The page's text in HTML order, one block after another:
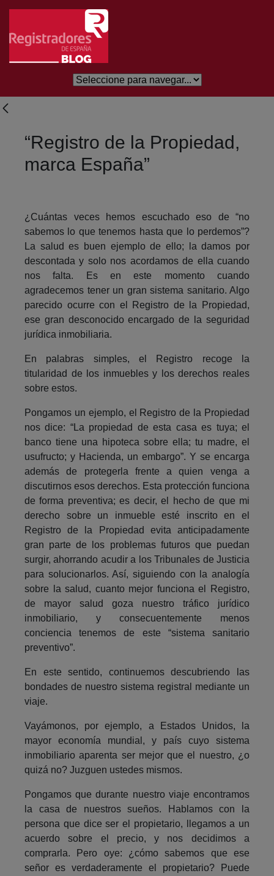
Eduki nagusira joan
“Registro de la Propiedad,
marca España”
¿Cuántas veces hemos escuchado eso de “no
sabemos lo que tenemos hasta que lo perdemos”?
La salud es buen ejemplo de ello; la damos por
descontada y solo nos acordamos de ella cuando
nos falta. Es en este momento cuando
agradecemos tener un gran sistema sanitario. Algo
parecido ocurre con el Registro de la Propiedad,
ese gran desconocido encargado de la seguridad
jurídica inmobiliaria.
En palabras simples, el Registro recoge la
titularidad de los inmuebles y los derechos reales
sobre estos.
Pongamos un ejemplo, el Registro de la Propiedad
nos dice: “La propiedad de esta casa es tuya; el
banco tiene una hipoteca sobre ella; tu madre, el
usufructo; y Hacienda, un embargo”. Y se encarga
además de protegerla frente a quien venga a
discutirnos esos derechos. Esta protección funciona
de forma preventiva; es decir, el hecho de que mi
derecho sobre un inmueble esté inscrito en el
Registro de la Propiedad evita anticipadamente
gran parte de los problemas futuros que puedan
surgir, ahorrando acudir a los Tribunales de Justicia
para solucionarlos. Así, siguiendo con la analogía
sobre la salud, cuanto mejor funciona el Registro,
de mayor salud goza nuestro tráfico jurídico
inmobiliario, y consecuentemente menos
conciencia tenemos de este “sistema sanitario
preventivo”.
En este sentido, continuemos descubriendo las
bondades de nuestro sistema registral mediante un
viaje.
Vayámonos, por ejemplo, a Estados Unidos, la
mayor economía mundial, y país cuyo sistema
inmobiliario aparenta ser mejor que el nuestro, ¿o
quizá no? Juzguen ustedes mismos.
Pongamos que durante nuestro viaje encontramos
la casa de nuestros sueños. Hablamos con la
persona que dice ser el propietario, llegamos a un
acuerdo sobre el precio, y nos decidimos a
comprarla. Pero oye: ¿cómo sabemos que ese
señor es verdaderamente el propietario? Puede